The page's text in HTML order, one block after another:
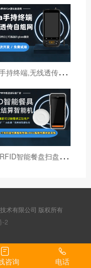
L
ora手持终端,无线透传自组网pda,高性能Lora智能巡检机
N
76 RFID智能餐盘扫盘机 火锅店RFID智能结算机
术有限公司 版权所有
-2
咨询 电话